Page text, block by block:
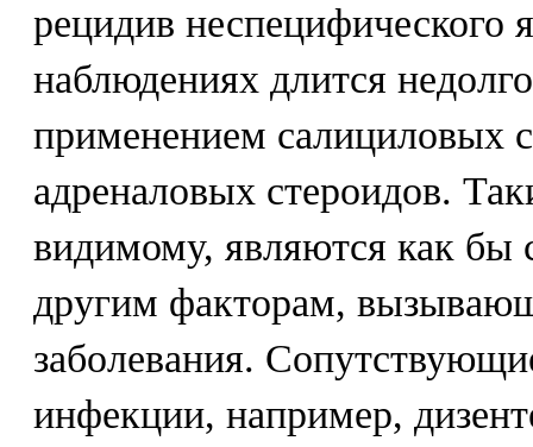
рецидив неспецифического
наблюдениях длится
применением салициловых
адреналовых стероидов.
видимому, являются как бы
другим факторам,
заболевания.
инфекции, например,